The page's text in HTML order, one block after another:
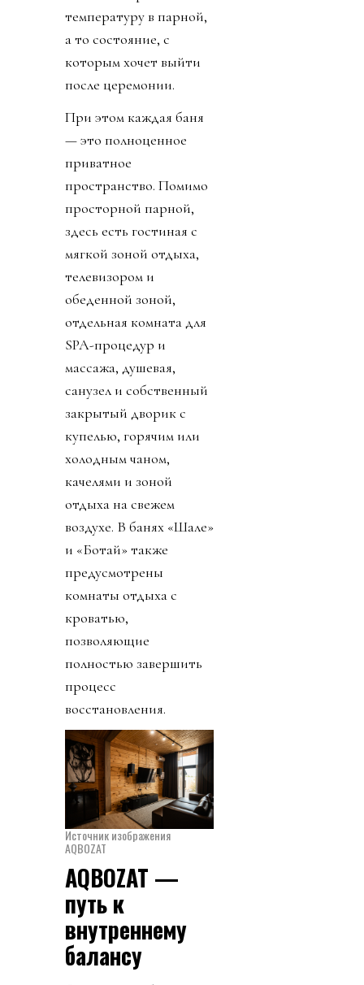
температуру в парной,
а то состояние, с
которым хочет выйти
после церемонии.
При этом каждая баня
— это полноценное
приватное
пространство. Помимо
просторной парной,
здесь есть гостиная с
мягкой зоной отдыха,
телевизором и
обеденной зоной,
отдельная комната для
SPA-процедур и
массажа, душевая,
санузел и собственный
закрытый дворик с
купелью, горячим или
холодным чаном,
качелями и зоной
отдыха на свежем
воздухе. В банях «Шале»
и «Ботай» также
предусмотрены
комнаты отдыха с
кроватью,
позволяющие
полностью завершить
процесс
восстановления.
Источник изображения
AQBOZAT
AQBOZAT —
путь к
внутреннему
балансу